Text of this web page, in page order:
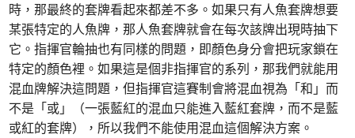
時，那最終的套牌看起來都差不多。如果只有人魚套牌想要
某張特定的人魚牌，那人魚套牌就會在每次該牌出現時抽下
它。指揮官輪抽也有同樣的問題，即顏色身分會把玩家鎖在
特定的顏色裡。如果這是個非指揮官的系列，那我們就能用
混血牌解決這問題，但指揮官這賽制會將混血視為「和」而
不是「或」（一張藍紅的混血只能進入藍紅套牌，而不是藍
或紅的套牌），所以我們不能使用混血這個解決方案。